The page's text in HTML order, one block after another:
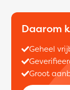
Daarom
Geheel
Groot